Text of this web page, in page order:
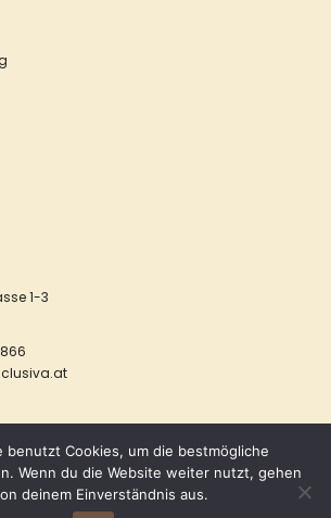
1-3
COPYRIGHT © ESCLUSIVA
benutzt Cookies, um die bestmögliche
Wenn du die Website weiter nutzt, gehen
deinem Einverständnis aus.